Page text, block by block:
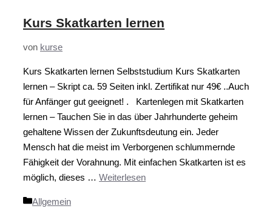
Kurs Skatkarten lernen
von kurse
Kurs Skatkarten lernen Selbststudium Kurs Skatkarten
lernen – Skript ca. 59 Seiten inkl. Zertifikat nur 49€ ..Auch
für Anfänger gut geeignet! . Kartenlegen mit Skatkarten
lernen – Tauchen Sie in das über Jahrhunderte geheim
gehaltene Wissen der Zukunftsdeutung ein. Jeder
Mensch hat die meist im Verborgenen schlummernde
Fähigkeit der Vorahnung. Mit einfachen Skatkarten ist es
möglich, dieses … Weiterlesen
Kategorien
Allgemein